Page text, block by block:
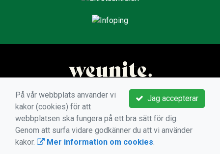
Jag accepterar
På vår webbplats använder vi
kakor (cookies) för att
webbplatsen ska fungera på ett bra sätt för dig.
Genom att surfa vidare godkänner du att vi använder
kakor.
Mer information om cookies.